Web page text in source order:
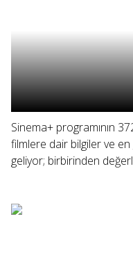
Sinema+ programının
filmlere dair bilgiler ve
geliyor; birbirinden